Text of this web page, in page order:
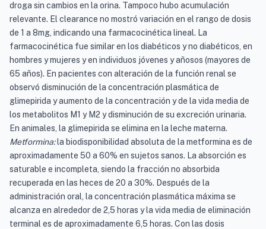
droga sin cambios en la orina. Tampoco hubo acumulación
relevante. El clearance no mostró variación en el rango de dosis
de 1 a 8mg, indicando una farmacocinética lineal. La
farmacocinética fue similar en los diabéticos y no diabéticos, en
hombres y mujeres y en individuos jóvenes y añosos (mayores de
65 años). En pacientes con alteración de la función renal se
observó disminución de la concentración plasmática de
glimepirida y aumento de la concentración y de la vida media de
los metabolitos M1 y M2 y disminución de su excreción urinaria.
En animales, la glimepirida se elimina en la leche materna.
Metformina:la biodisponibilidad absoluta de la metformina es de
aproximadamente 50 a 60% en sujetos sanos. La absorción es
saturable e incompleta, siendo la fracción no absorbida
recuperada en las heces de 20 a 30%. Después de la
administración oral, la concentración plasmática máxima se
alcanza en alrededor de 2,5 horas y la vida media de eliminación
terminal es de aproximadamente 6,5 horas. Con las dosis